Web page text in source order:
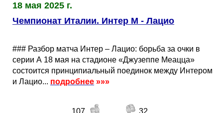
18 мая 2025 г.
Чемпионат Италии. Интер М - Лацио
### Разбор матча Интер – Лацио: борьба за очки в
серии А 18 мая на стадионе «Джузеппе Меацца»
состоится принципиальный поединок между Интером
и Лацио... подробнее »»»
107
32